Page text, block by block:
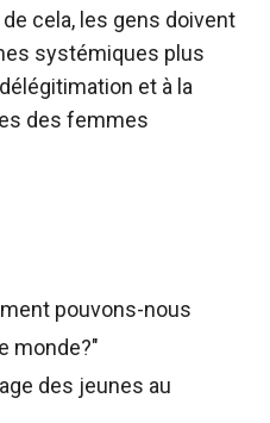
cela, les gens doivent
systémiques plus
et à la
des femmes
pouvons-nous
monde?"
des jeunes au